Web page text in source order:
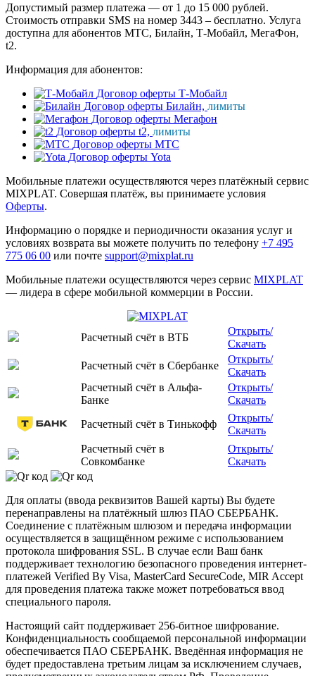
Допустимый размер платежа — от 1 до 15 000 рублей.
Стоимость отправки SMS на номер 3443 – бесплатно. Услуга
доступна для абонентов МТС, Билайн, Т-Мобайл, МегаФон,
t2.
Информация для абонентов:
Договор оферты Т-Мобайл
Договор оферты Билайн, лимиты
Договор оферты Мегафон
Договор оферты t2, лимиты
Договор оферты МТС
Договор оферты Yota
Мобильные платежи осуществляются через платёжный сервис
MIXPLAT. Совершая платёж, вы принимаете условия
Оферты.
Информацию о порядке и периодичности оказания услуг и
условиях возврата вы можете получить по телефону +7 495
775 06 00 или почте support@mixplat.ru
Мобильные платежи осуществляются через сервис MIXPLAT
— лидера в сфере мобильной коммерции в России.
Расчетный счёт в ВТБ
Открыть/
Скачать
Расчетный счёт в Сбербанке
Открыть/
Скачать
Расчетный счёт в Альфа-
Банке
Открыть/
Скачать
Расчетный счёт в Тинькофф
Открыть/
Скачать
Расчетный счёт в
Совкомбанке
Открыть/
Скачать
Для оплаты (ввода реквизитов Вашей карты) Вы будете
перенаправлены на платёжный шлюз ПАО СБЕРБАНК.
Соединение с платёжным шлюзом и передача информации
осуществляется в защищённом режиме с использованием
протокола шифрования SSL. В случае если Ваш банк
поддерживает технологию безопасного проведения интернет-
платежей Verified By Visa, MasterCard SecureCode, MIR Accept
для проведения платежа также может потребоваться ввод
специального пароля.
Настоящий сайт поддерживает 256-битное шифрование.
Конфиденциальность сообщаемой персональной информации
обеспечивается ПАО СБЕРБАНК. Введённая информация не
будет предоставлена третьим лицам за исключением случаев,